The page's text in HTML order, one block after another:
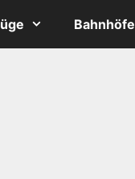
Bahnhöfe